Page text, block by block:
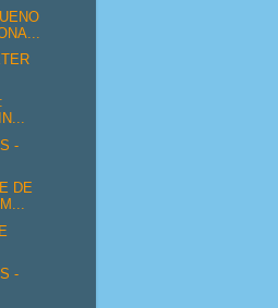
-
DE
-